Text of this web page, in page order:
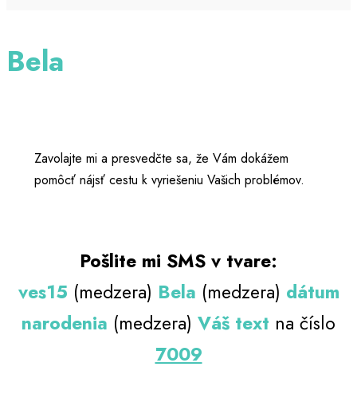
Bela
Zavolajte mi a presvedčte sa, že Vám dokážem
pomôcť nájsť cestu k vyriešeniu Vašich problémov.
Pošlite mi SMS v tvare:
ves15 (medzera) Bela (medzera) dátum
narodenia (medzera) Váš text na číslo
7009